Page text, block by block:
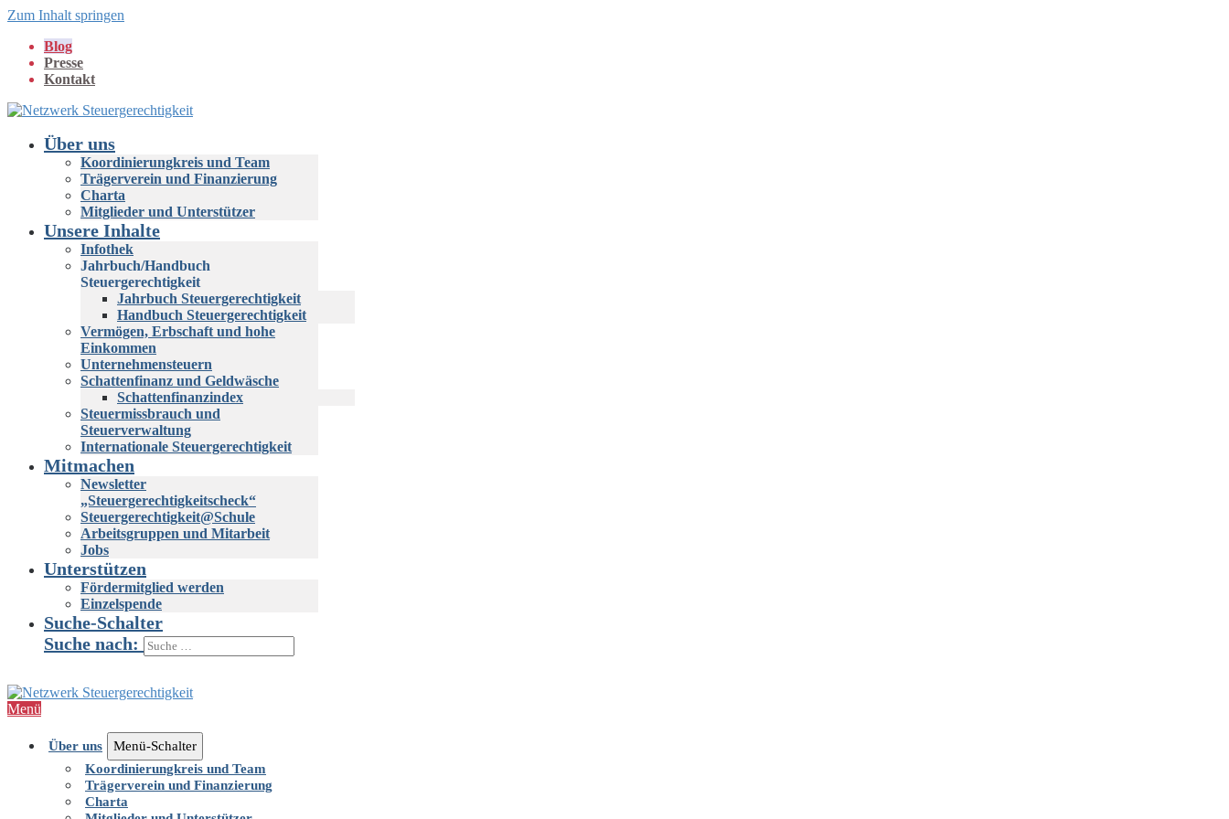
Zum Inhalt springen
Blog
Presse
Kontakt
Über uns
Koordinierungkreis und Team
Trägerverein und Finanzierung
Charta
Mitglieder und Unterstützer
Unsere Inhalte
Infothek
Jahrbuch/Handbuch
Steuergerechtigkeit
Jahrbuch Steuergerechtigkeit
Handbuch Steuergerechtigkeit
Vermögen, Erbschaft und hohe
Einkommen
Unternehmensteuern
Schattenfinanz und Geldwäsche
Schattenfinanzindex
Steuermissbrauch und
Steuerverwaltung
Internationale Steuergerechtigkeit
Mitmachen
Newsletter
„Steuergerechtigkeitscheck“
Steuergerechtigkeit@Schule
Arbeitsgruppen und Mitarbeit
Jobs
Unterstützen
Fördermitglied werden
Einzelspende
Suche-Schalter
Suche nach:
Menü
Über uns
Menü-Schalter
Koordinierungkreis und Team
Trägerverein und Finanzierung
Charta